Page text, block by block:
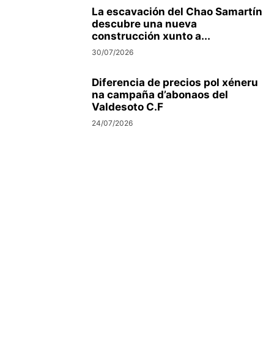
La escavación del Chao Samartín
descubre una nueva
construcción xunto a...
30/07/2026
Diferencia de precios pol xéneru
na campaña d’abonaos del
Valdesoto C.F
24/07/2026